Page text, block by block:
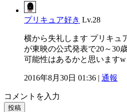
プリキュア好き Lv.28
横から失礼します プリキュ
が東映の公式発表で20～30
可能性はあるかと思いますw
2016年8月30日 01:36 | 通報
コメントを入力
投稿